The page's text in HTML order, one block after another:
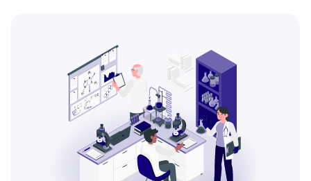
Спирометрия
Метод исследования функции внешнего
дыхания, включающий в себя измерение
объёмных и скоростных показателей